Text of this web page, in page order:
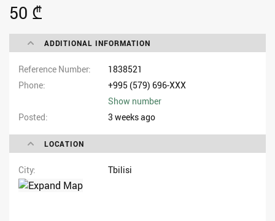
50 ₾
ADDITIONAL INFORMATION
Reference Number
1838521
Phone
+995 (579) 696-XXX
Show number
Posted
3 weeks ago
LOCATION
City Tbilisi